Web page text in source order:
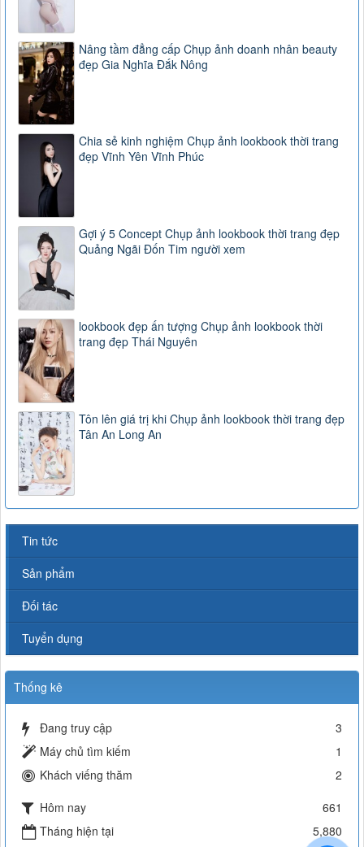
Nâng tầm đẳng cấp Chụp ảnh doanh nhân beauty
đẹp Gia Nghĩa Đắk Nông
Chia sẻ kinh nghiệm Chụp ảnh lookbook thời trang
đẹp Vĩnh Yên Vĩnh Phúc
Gợi ý 5 Concept Chụp ảnh lookbook thời trang đẹp
Quảng Ngãi Đốn Tim người xem
lookbook đẹp ấn tượng Chụp ảnh lookbook thời
trang đẹp Thái Nguyên
Tôn lên giá trị khi Chụp ảnh lookbook thời trang đẹp
Tân An Long An
Tin tức
Sản phẩm
Đối tác
Tuyển dụng
Thống kê
Đang truy cập
3
Máy chủ tìm kiếm
1
Khách viếng thăm
2
Hôm nay
661
Tháng hiện tại
5,880